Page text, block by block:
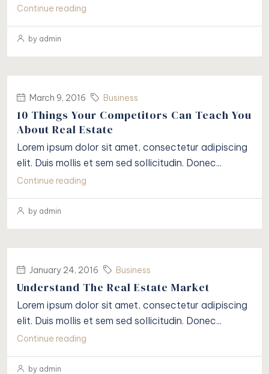
Continue reading
by admin
March 9, 2016 Business
10 Things Your Competitors Can Teach You
About Real Estate
Lorem ipsum dolor sit amet, consectetur adipiscing
elit. Duis mollis et sem sed sollicitudin. Donec...
Continue reading
by admin
January 24, 2016 Business
Understand The Real Estate Market
Lorem ipsum dolor sit amet, consectetur adipiscing
elit. Duis mollis et sem sed sollicitudin. Donec...
Continue reading
by admin